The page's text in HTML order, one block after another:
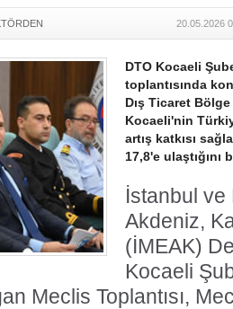
20.05.2026
DTO Kocaeli
toplantısında
Dış Ticaret
Kocaeli'nin
artış katkısı
17,8'e ulaştığını
İstanbul ve
Akdeniz,
(İMEAK)
Kocaeli
Meclis Toplantısı,